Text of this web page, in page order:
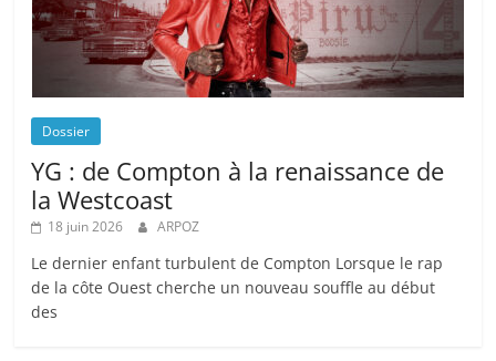
Dossier
YG : de Compton à la renaissance de
la Westcoast
18 juin 2026 ARPOZ
Le dernier enfant turbulent de Compton Lorsque le rap
de la côte Ouest cherche un nouveau souffle au début
des